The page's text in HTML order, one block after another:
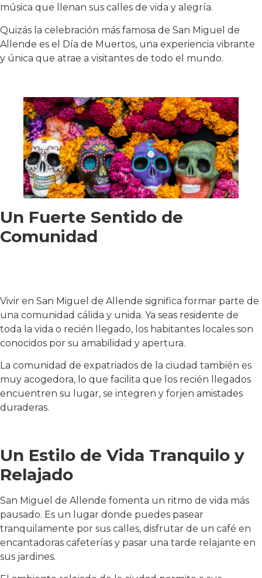
música que llenan sus calles de vida y alegría.
Quizás la celebración más famosa de San Miguel de
Allende es el Día de Muertos, una experiencia vibrante
y única que atrae a visitantes de todo el mundo.
Un Fuerte Sentido de
Comunidad
Vivir en San Miguel de Allende significa formar parte de
una comunidad cálida y unida. Ya seas residente de
toda la vida o recién llegado, los habitantes locales son
conocidos por su amabilidad y apertura.
La comunidad de expatriados de la ciudad también es
muy acogedora, lo que facilita que los recién llegados
encuentren su lugar, se integren y forjen amistades
duraderas.
Un Estilo de Vida Tranquilo y
Relajado
San Miguel de Allende fomenta un ritmo de vida más
pausado. Es un lugar donde puedes pasear
tranquilamente por sus calles, disfrutar de un café en
encantadoras cafeterías y pasar una tarde relajante en
sus jardines.